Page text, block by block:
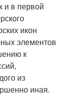
и в первой
икон
элементов
к
из
иная.